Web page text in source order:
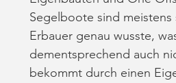
Segelboote sind
Erbauer genau wusste,
dementsprechend auch
bekommt durch einen